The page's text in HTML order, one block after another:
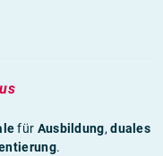
für Ausbildung,duales
.